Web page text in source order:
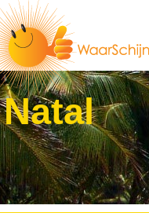
Natal